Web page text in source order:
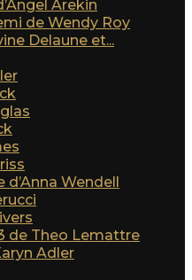
Arekin
de Wendy Roy
Delaune et...
Wendell
de Theo Lemattre
Adler